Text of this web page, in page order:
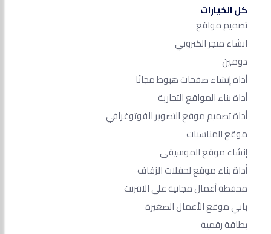
كل الخيارات
تصميم مواقع
انشاء متجر الكتروني
دومين
أداة إنشاء صفحات هبوط مجانًا
أداة بناء المواقع التجارية
أداة تصميم موقع التصوير الفوتوغرافي
موقع المناسبات
إنشاء موقع الموسيقى
أداة بناء موقع لحفلات الزفاف
محفظة أعمال مجانية على الانترنت
باني موقع الأعمال الصغيرة
بطاقة رقمية